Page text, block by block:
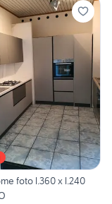
foto l.360 x l.240